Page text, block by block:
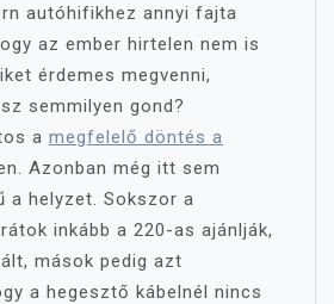
autóhifikhez annyi fajta
az ember hirtelen nem is
érdemes megvenni,
semmilyen gond?
a megfelelő döntés a
Azonban még itt sem
a helyzet. Sokszor a
inkább a 220-as ajánlják,
mások pedig azt
a hegesztő kábelnél nincs